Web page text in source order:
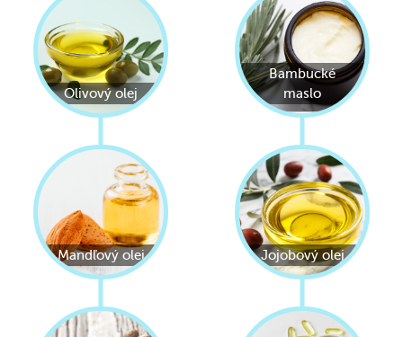
Olivový olej
Bambucké
maslo
Mandľový olej Jojobový olej